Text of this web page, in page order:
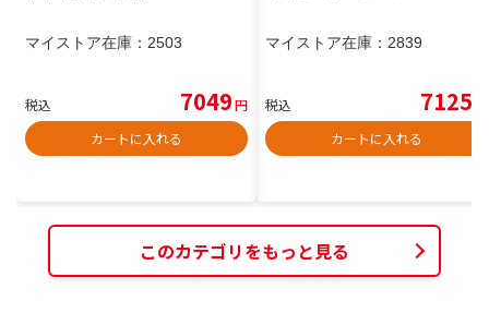
マイストア在庫： 2503
税込 7049円
カートに入れる
マイストア在庫： 2839
税込 7125
カートに入れる
このカテゴリをもっと見る